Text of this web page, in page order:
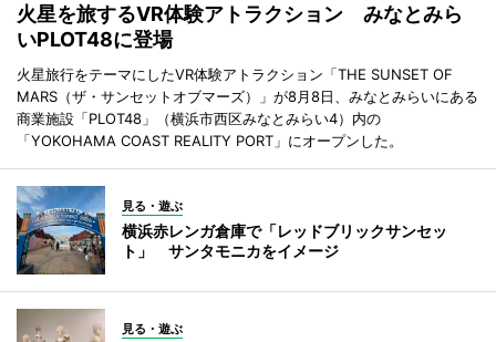
火星を旅するVR体験アトラクション みなとみら
いPLOT48に登場
火星旅行をテーマにしたVR体験アトラクション「THE SUNSET OF
MARS（ザ・サンセットオブマーズ）」が8月8日、みなとみらいにある
商業施設「PLOT48」（横浜市西区みなとみらい4）内の
「YOKOHAMA COAST REALITY PORT」にオープンした。
見る・遊ぶ
横浜赤レンガ倉庫で「レッドブリックサンセッ
ト」 サンタモニカをイメージ
見る・遊ぶ